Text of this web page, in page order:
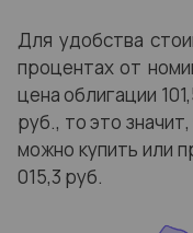
Для удобства
процентах от
цена облигации
руб., то это
можно купить или
015,3 руб.